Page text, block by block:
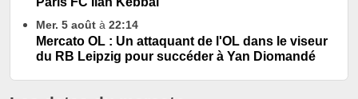
Mer. 5 août à 22:14
Mercato OL : Un attaquant de l'OL dans le viseur
du RB Leipzig pour succéder à Yan Diomandé